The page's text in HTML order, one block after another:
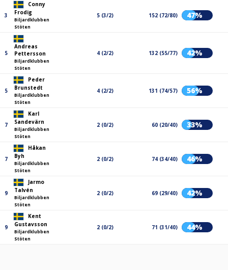
3
Conny
Frodig
Biljardklubben
Stöten
5 (3/2) 152 (72/80) 47%
5
Andreas
Pettersson
Biljardklubben
Stöten
4 (2/2) 132 (55/77) 42%
5
Peder
Brunstedt
Biljardklubben
Stöten
4 (2/2) 131 (74/57) 56%
7
Karl
Sandevärn
Biljardklubben
Stöten
2 (0/2) 60 (20/40) 33%
7
Håkan
Byh
Biljardklubben
Stöten
2 (0/2) 74 (34/40) 46%
9
Jarmo
Talvén
Biljardklubben
Stöten
2 (0/2) 69 (29/40) 42%
9
Kent
Gustavsson
Biljardklubben
Stöten
2 (0/2) 71 (31/40) 44%